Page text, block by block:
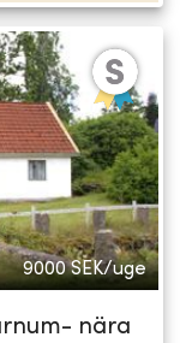
9000 SEK/uge
nära